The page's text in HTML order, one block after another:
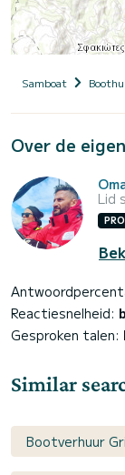
Samboat
Over de
Lid
PRO
Reactiesnelheid:
Gesproken talen:
Similar
Bootverhuur